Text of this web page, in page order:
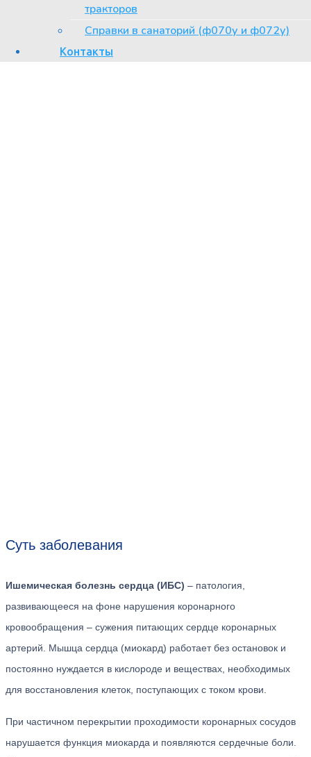
тракторов
Справки в санаторий (ф070у и ф072у)
Контакты
Суть заболевания
Ишемическая болезнь сердца (ИБС) – патология,
развивающееся на фоне нарушения коронарного
кровообращения – сужения питающих сердце коронарных
артерий. Мышца сердца (миокард) работает без остановок и
постоянно нуждается в кислороде и веществах, необходимых
для восстановления клеток, поступающих с током крови.
При частичном перекрытии проходимости коронарных сосудов
нарушается функция миокарда и появляются сердечные боли.